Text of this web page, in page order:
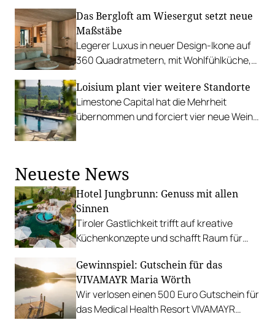
Gut.
Das Bergloft am Wiesergut setzt neue
Maßstäbe
Legerer Luxus in neuer Design-Ikone auf
360 Quadratmetern, mit Wohlfühlküche,
Loisium plant vier weitere Standorte
Limestone Capital hat die Mehrheit
übernommen und forciert vier neue Wein-
Neueste News
Hotel Jungbrunn: Genuss mit allen
Sinnen
Tiroler Gastlichkeit trifft auf kreative
Küchenkonzepte und schafft Raum für
Gewinnen Sie eine Auszeit in Tannheim.
Gewinnspiel: Gutschein für das
VIVAMAYR Maria Wörth
Wir verlosen einen 500 Euro Gutschein für
das Medical Health Resort VIVAMAYR